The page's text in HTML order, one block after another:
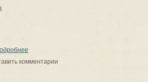
ИСЦЕЛИЛА. - Бабушка, бабушка! -
комментарии